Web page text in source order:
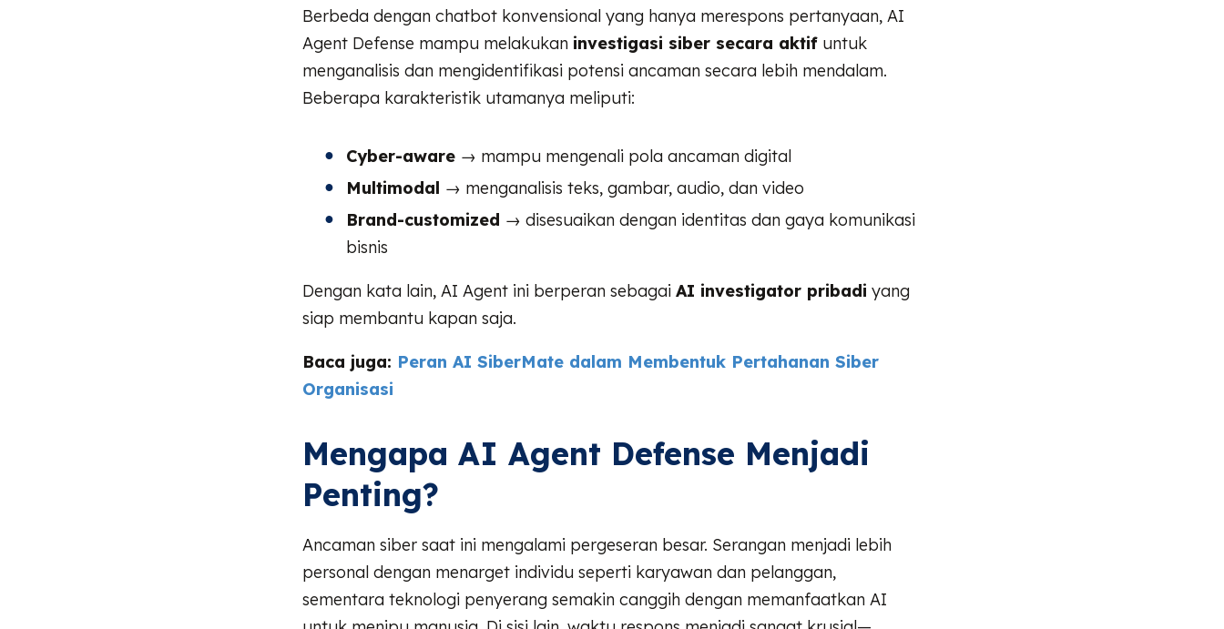
Berbeda dengan chatbot konvensional yang hanya merespons pertanyaan, AI
Agent Defense mampu melakukan investigasi siber secara aktif untuk
menganalisis dan mengidentifikasi potensi ancaman secara lebih mendalam.
Beberapa karakteristik utamanya meliputi:
Cyber-aware → mampu mengenali pola ancaman digital
Multimodal → menganalisis teks, gambar, audio, dan video
Brand-customized → disesuaikan dengan identitas dan gaya komunikasi
bisnis
Dengan kata lain, AI Agent ini berperan sebagai AI investigator pribadi yang
siap membantu kapan saja.
Baca juga: Peran AI SiberMate dalam Membentuk Pertahanan Siber
Organisasi
Mengapa AI Agent Defense Menjadi
Penting?
Ancaman siber saat ini mengalami pergeseran besar. Serangan menjadi lebih
personal dengan menarget individu seperti karyawan dan pelanggan,
sementara teknologi penyerang semakin canggih dengan memanfaatkan AI